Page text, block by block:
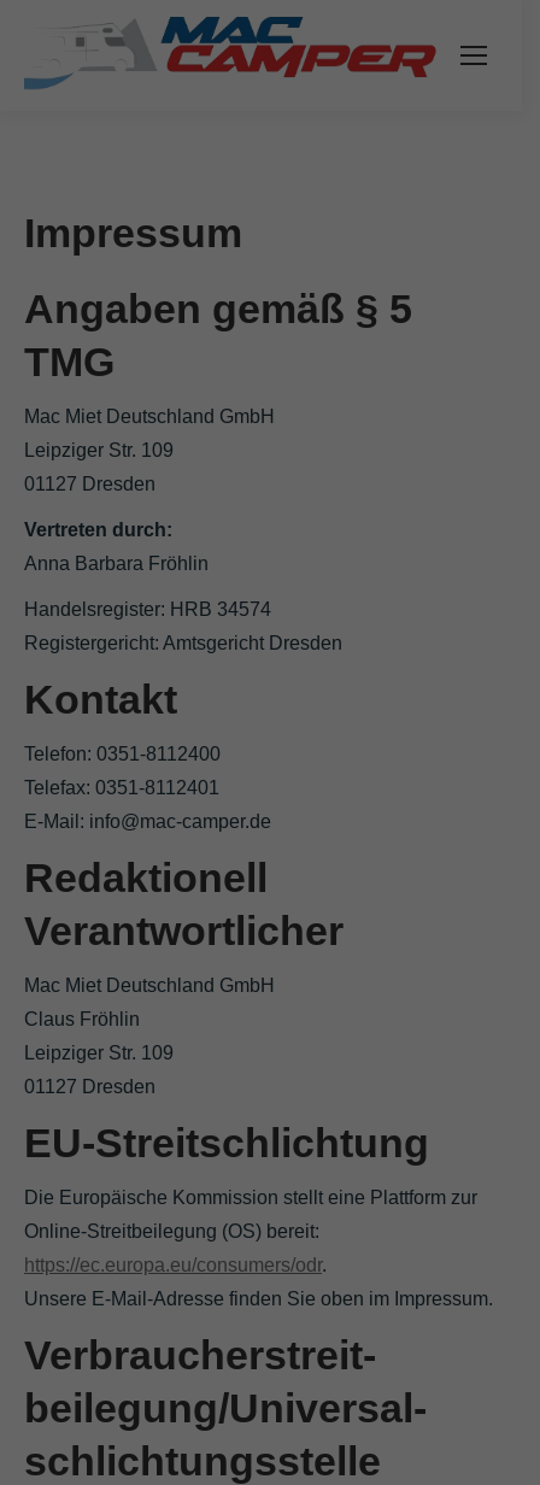
Impressum
Angaben gemäß § 5
TMG
Mac Miet Deutschland GmbH
Leipziger Str. 109
01127 Dresden
Vertreten durch:
Anna Barbara Fröhlin
Handelsregister: HRB 34574
Registergericht: Amtsgericht Dresden
Kontakt
Telefon: 0351-8112400
Telefax: 0351-8112401
E-Mail: info@mac-camper.de
Redaktionell
Verantwortlicher
Mac Miet Deutschland GmbH
Claus Fröhlin
Leipziger Str. 109
01127 Dresden
EU-Streitschlichtung
Die Europäische Kommission stellt eine Plattform zur
Online-Streitbeilegung (OS) bereit:
https://ec.europa.eu/consumers/odr.
Unsere E-Mail-Adresse finden Sie oben im Impressum.
Verbraucher­streit­
beilegung/Universal­
schlichtungs­stelle